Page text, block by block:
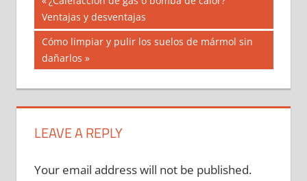
navigation
Post:
Ventajas y desventajas
Next
Post:
Cómo limpiar y pulir los suelos de mármol sin
dañarlos
LEAVE A REPLY
Your email address will not be published.